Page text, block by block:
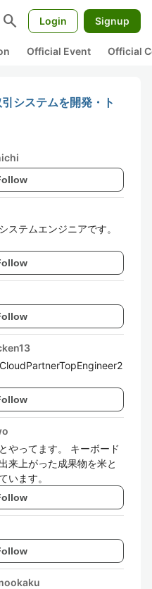
search Login Signup
Official Event Official
システムを開発・ト
ステムエンジニアです。
やってます。 キーボード
来上がった成果物を米と
います。